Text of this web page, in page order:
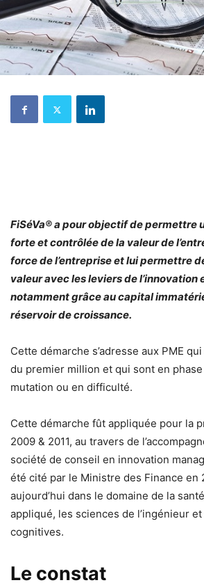
FiSéVa® a pour objectif de permettre
forte et contrôlée de la valeur de
force de l’entreprise et lui permettre
valeur avec les leviers de l’innovation
notamment grâce au capital
réservoir de croissance.
Cette démarche s’adresse aux PME
du premier million et qui sont en
mutation ou en difficulté.
Cette démarche fût appliquée pour la
2009 & 2011, au travers de
société de conseil en innovation
été cité par le Ministre des Finance en
aujourd’hui dans le domaine de la
appliqué, les sciences de l’ingénieur
cognitives.
Le constat